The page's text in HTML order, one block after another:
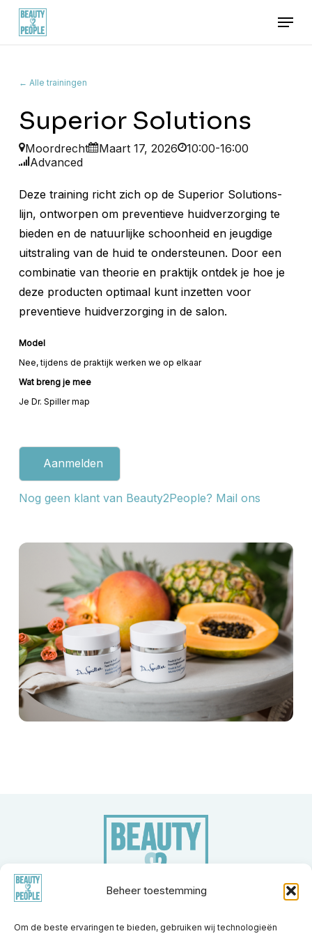
Beheer toestemming
Om de beste ervaringen te bieden, gebruiken wij technologieën
Skip
main
Menu
← Alle trainingen
Superior Solutions
Moordrecht Maart 17, 2026
10:00-16:00
Advanced
Deze training richt zich op de Superior Solutions-
lijn, ontworpen om preventieve huidverzorging te
bieden en de natuurlijke schoonheid en jeugdige
uitstraling van de huid te ondersteunen. Door een
combinatie van theorie en praktijk ontdek je hoe je
deze producten optimaal kunt inzetten voor
preventieve huidverzorging in de salon.
Model
Nee, tijdens de praktijk werken we op elkaar
Wat breng je mee
Je Dr. Spiller map
Aanmelden
Nog geen klant van Beauty2People? Mail ons